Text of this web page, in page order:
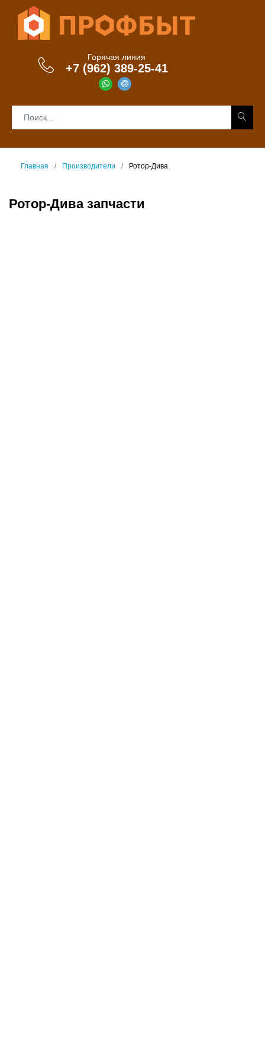
Горячая линия
+7 (962) 389-25-41
Главная Производители Ротор-Дива
Ротор-Дива запчасти